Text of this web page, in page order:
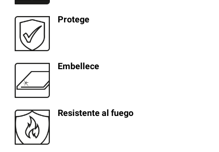
Protege
Embellece
Resistente al fuego